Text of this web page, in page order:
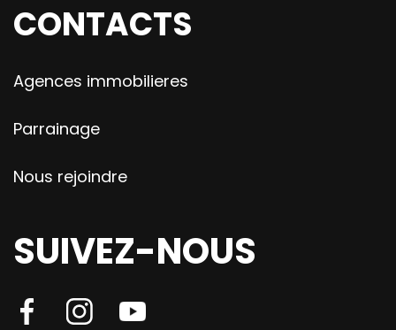
CONTACTS
Agences immobilieres
Parrainage
Nous rejoindre
SUIVEZ-NOUS